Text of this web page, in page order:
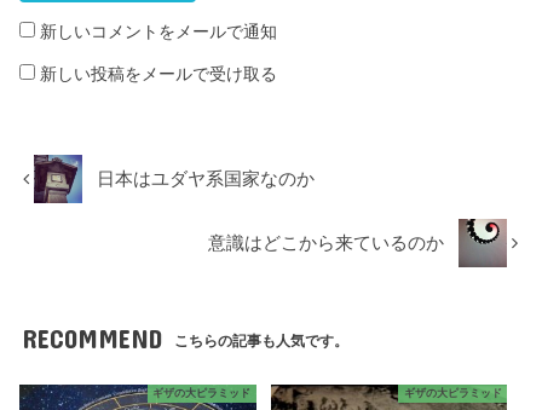
新しいコメントをメールで通知
新しい投稿をメールで受け取る
日本はユダヤ系国家なのか
意識はどこから来ているのか
RECOMMEND こちらの記事も人気です。
ギザの大ピラミッド ギザの大ピラミッド